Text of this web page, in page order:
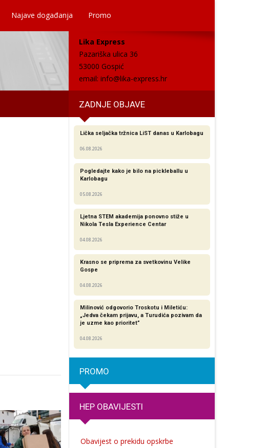
Najave događanja Promo
Lika Express
Pazariška ulica 36
53000 Gospić
email: info@lika-express.hr
ZADNJE OBJAVE
Lička seljačka tržnica LiST danas u Karlobagu
06.08.2026
Pogledajte kako je bilo na pickleballu u
Karlobagu
05.08.2026
Ljetna STEM akademija ponovno stiže u
Nikola Tesla Experience Centar
04.08.2026
Krasno se priprema za svetkovinu Velike
Gospe
04.08.2026
Milinović odgovorio Troskotu i Miletiću:
„Jedva čekam prijavu, a Turudića pozivam da
je uzme kao prioritet”
04.08.2026
PROMO
HEP OBAVIJESTI
Obavijest o prekidu opskrbe